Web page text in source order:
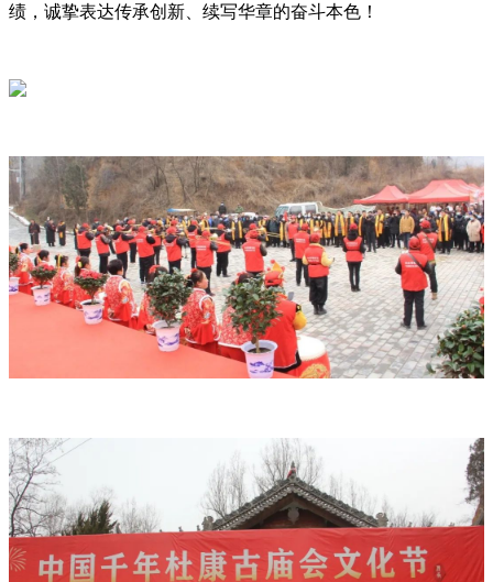
绩，诚挚表达传承创新、续写华章的奋斗本色！